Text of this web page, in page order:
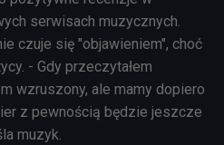
serwisach muzycznych.
czuje się "objawieniem", choć
- Gdy przeczytałem
wzruszony, ale mamy dopiero
z pewnością będzie jeszcze
muzyk.